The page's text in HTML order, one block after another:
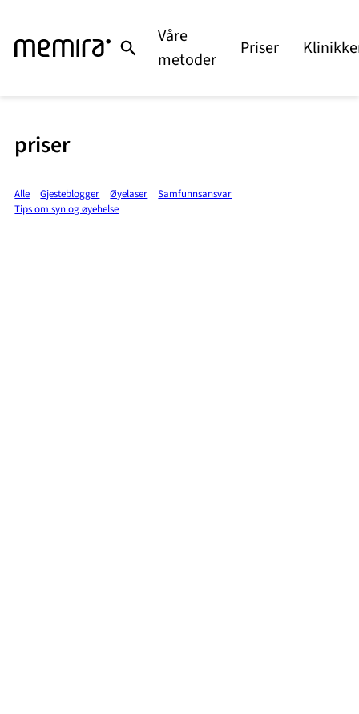
Våre
metoder
Priser
priser
Alle Gjesteblogger Øyelaser
Samfunnsansvar
Tips om syn og øyehelse